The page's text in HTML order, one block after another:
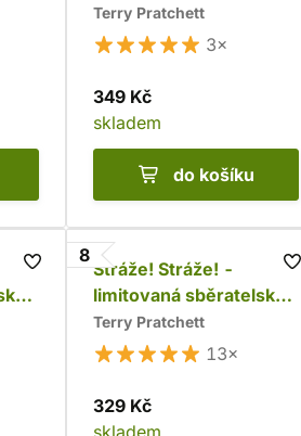
edice
Terry Pratchett
3×
349 Kč
skladem
do košíku
8
Stráže! Stráže! -
limitovaná sběratelská
edice
Terry Pratchett
13×
329 Kč
skladem